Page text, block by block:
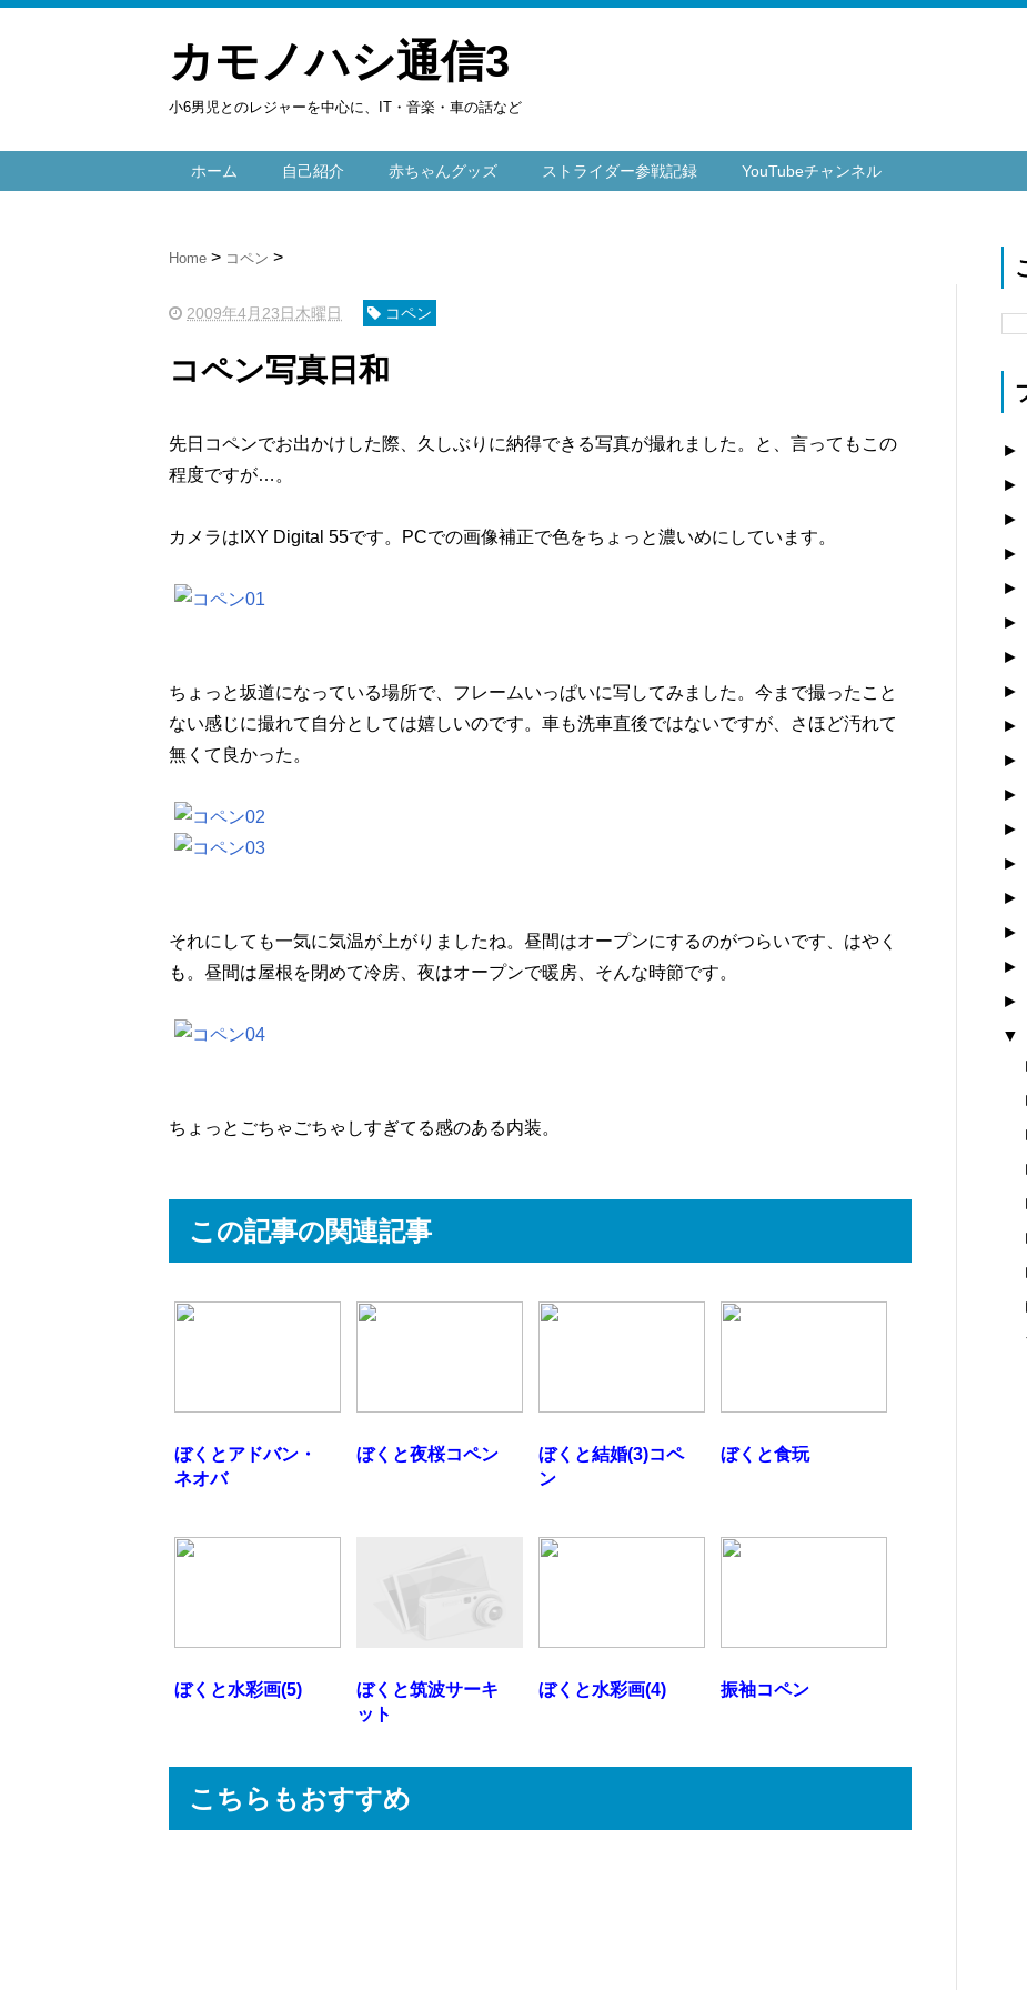
カモノハシ通信3
小6男児とのレジャーを中心に、IT・音楽・車の話など
ホーム 自己紹介 赤ちゃんグッズ ストライダー参戦記録 YouTubeチャンネル
Home コペン
2009年4月23日木曜日 コペン
コペン写真日和
先日コペンでお出かけした際、久しぶりに納得できる写真が撮れました。と、言ってもこの
程度ですが…。
カメラはIXY Digital 55です。PCでの画像補正で色をちょっと濃いめにしています。
ちょっと坂道になっている場所で、フレームいっぱいに写してみました。今まで撮ったこと
ない感じに撮れて自分としては嬉しいのです。車も洗車直後ではないですが、さほど汚れて
無くて良かった。
それにしても一気に気温が上がりましたね。昼間はオープンにするのがつらいです、はやく
も。昼間は屋根を閉めて冷房、夜はオープンで暖房、そんな時節です。
ちょっとごちゃごちゃしすぎてる感のある内装。
この記事の関連記事
ぼくとアドバン・
ネオバ
ぼくと夜桜コペン
ぼくと結婚(3)コペ
ン
ぼくと食玩
ぼくと水彩画(5)
ぼくと筑波サーキ
ット
ぼくと水彩画(4) 振袖コペン
こちらもおすすめ
►
►
►
►
►
►
►
►
►
►
►
►
►
►
►
►
►
▼